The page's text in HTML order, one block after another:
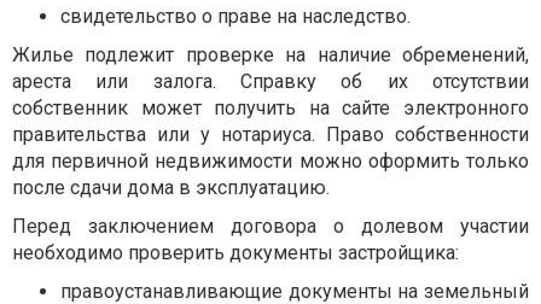
свидетельство о праве на наследство.
Жилье подлежит проверке на наличие обременений,
ареста или залога. Справку об их отсутствии
собственник может получить на сайте электронного
правительства или у нотариуса. Право собственности
для первичной недвижимости можно оформить только
после сдачи дома в эксплуатацию.
Перед заключением договора о долевом участии
необходимо проверить документы застройщика:
правоустанавливающие документы на земельный